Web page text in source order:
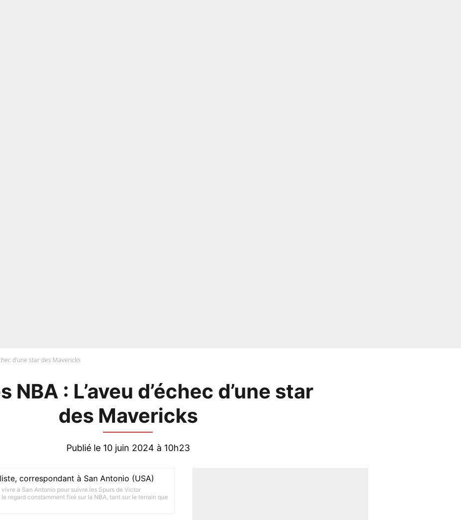
d’une star des Mavericks
NBA : L’aveu d’échec d’une star
des Mavericks
Publié le 10 juin 2024 à 10h23
correspondant à San Antonio (USA)
à San Antonio pour suivre les Spurs de Victor
regard constamment fixé sur la NBA, tant sur le terrain que